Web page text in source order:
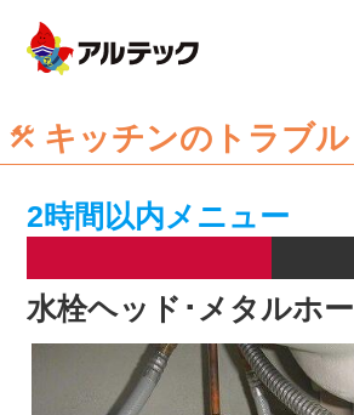
キッチンのトラブル
2時間以内メニュー
水栓ヘッド･メタルホー